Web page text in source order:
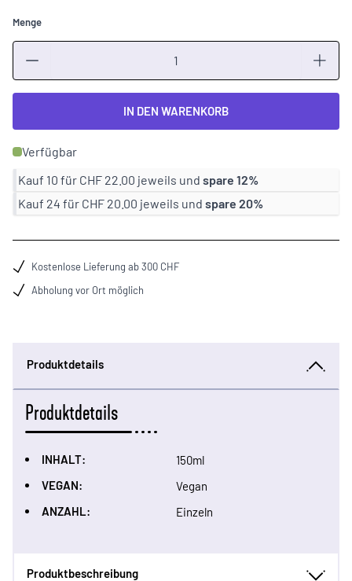
Menge
IN DEN WARENKORB
Verfügbar
Kauf 10 für CHF 22.00 jeweils und spare 12%
Kauf 24 für CHF 20.00 jeweils und spare 20%
Kostenlose Lieferung ab 300 CHF
Abholung vor Ort möglich
Produktdetails
Produktdetails
INHALT:
150ml
VEGAN:
Vegan
ANZAHL:
Einzeln
Produktbeschreibung